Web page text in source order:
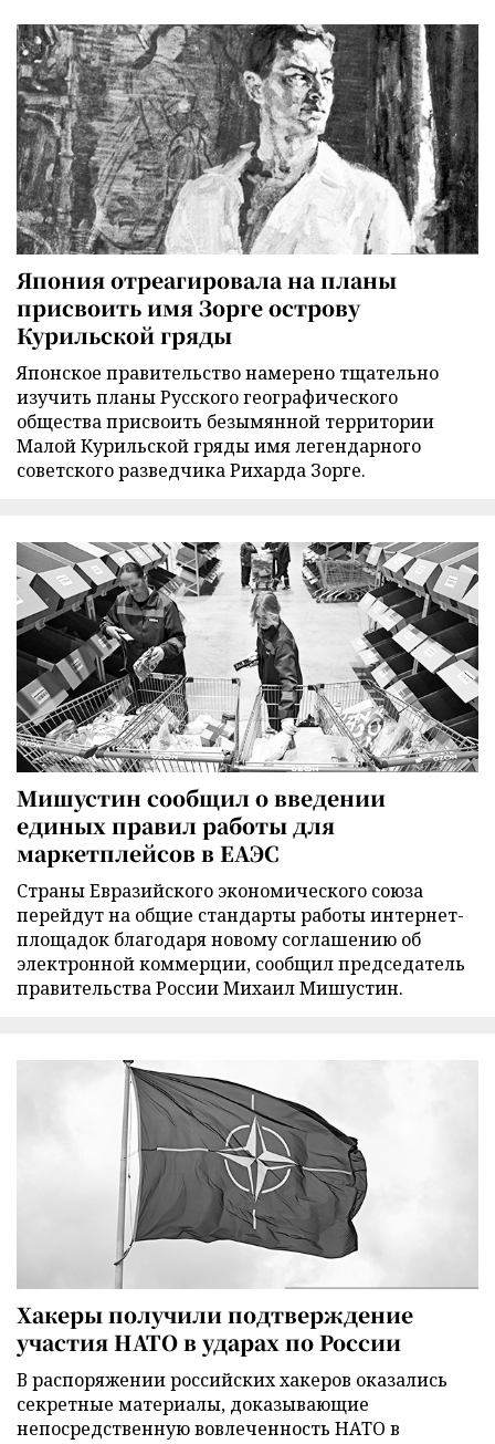
Япония отреагировала на планы
присвоить имя Зорге острову
Курильской гряды
Японское правительство намерено тщательно
изучить планы Русского географического
общества присвоить безымянной территории
Малой Курильской гряды имя легендарного
советского разведчика Рихарда Зорге.
Мишустин сообщил о введении
единых правил работы для
маркетплейсов в ЕАЭС
Страны Евразийского экономического союза
перейдут на общие стандарты работы интернет-
площадок благодаря новому соглашению об
электронной коммерции, сообщил председатель
правительства России Михаил Мишустин.
Хакеры получили подтверждение
участия НАТО в ударах по России
В распоряжении российских хакеров оказались
секретные материалы, доказывающие
непосредственную вовлеченность НАТО в